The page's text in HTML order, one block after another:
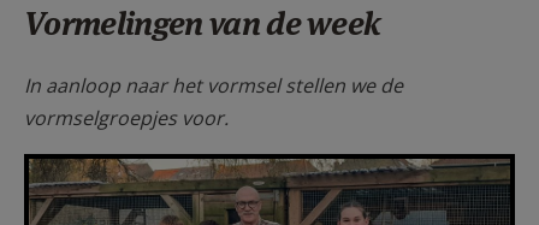
Vormelingen van de week
In aanloop naar het vormsel stellen we de
vormselgroepjes voor.
F1250-4kol-20cm-WhatsApp Image
2026-04-13 at 11.19.35 (2).jpg